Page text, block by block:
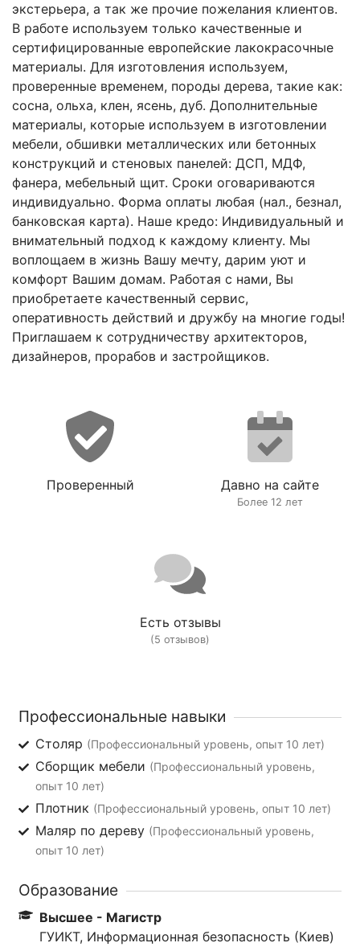
экстерьера, а так же прочие пожелания клиентов.
В работе используем только качественные и
сертифицированные европейские лакокрасочные
материалы. Для изготовления используем,
проверенные временем, породы дерева, такие как:
сосна, ольха, клен, ясень, дуб. Дополнительные
материалы, которые используем в изготовлении
мебели, обшивки металлических или бетонных
конструкций и стеновых панелей: ДСП, МДФ,
фанера, мебельный щит. Сроки оговариваются
индивидуально. Форма оплаты любая (нал., безнал,
банковская карта). Наше кредо: Индивидуальный и
внимательный подход к каждому клиенту. Мы
воплощаем в жизнь Вашу мечту, дарим уют и
комфорт Вашим домам. Работая с нами, Вы
приобретаете качественный сервис,
оперативность действий и дружбу на многие годы!
Приглашаем к сотрудничеству архитекторов,
дизайнеров, прорабов и застройщиков.
Проверенный Давно на сайте
Более 12 лет
Есть отзывы
(5 отзывов)
Профессиональные навыки
Столяр (Профессиональный уровень, опыт 10 лет)
Сборщик мебели (Профессиональный уровень,
опыт 10 лет)
Плотник (Профессиональный уровень, опыт 10 лет)
Маляр по дереву (Профессиональный уровень,
опыт 10 лет)
Образование
Высшее - Магистр
ГУИКТ, Информационная безопасность (Киев)